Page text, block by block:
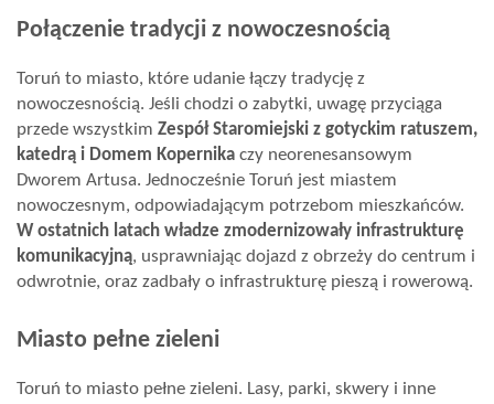
Opinie
Połączenie tradycji z nowoczesnością
Toruń to miasto, które udanie łączy tradycję z
nowoczesnością. Jeśli chodzi o zabytki, uwagę przyciąga
przede wszystkim Zespół Staromiejski z gotyckim ratuszem,
katedrą i Domem Kopernika czy neorenesansowym
Dworem Artusa. Jednocześnie Toruń jest miastem
nowoczesnym, odpowiadającym potrzebom mieszkańców.
W ostatnich latach władze zmodernizowały infrastrukturę
komunikacyjną, usprawniając dojazd z obrzeży do centrum i
odwrotnie, oraz zadbały o infrastrukturę pieszą i rowerową.
Miasto pełne zieleni
Toruń to miasto pełne zieleni. Lasy, parki, skwery i inne